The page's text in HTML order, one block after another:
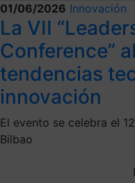
01/06/2026 Innovación
La VII
Conference”
tendencias
innovación
El evento se celebra el
Bilbao